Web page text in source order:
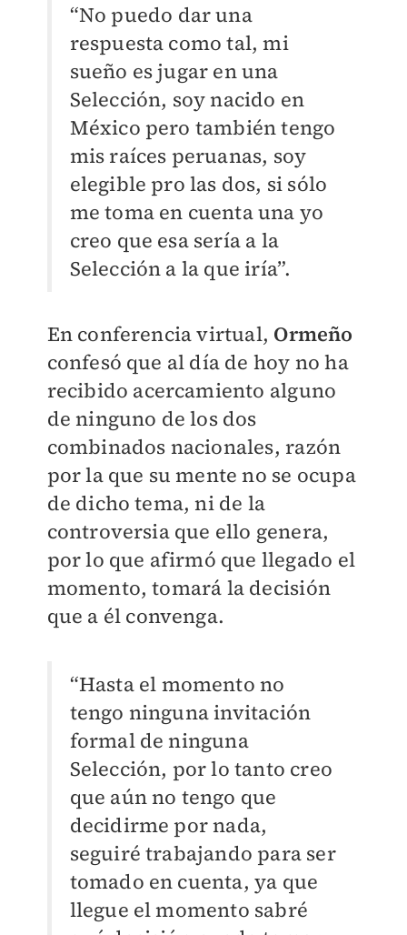
“No puedo dar una
respuesta como tal, mi
sueño es jugar en una
Selección, soy nacido en
México pero también tengo
mis raíces peruanas, soy
elegible pro las dos, si sólo
me toma en cuenta una yo
creo que esa sería a la
Selección a la que iría”.
En conferencia virtual, Ormeño
confesó que al día de hoy no ha
recibido acercamiento alguno
de ninguno de los dos
combinados nacionales, razón
por la que su mente no se ocupa
de dicho tema, ni de la
controversia que ello genera,
por lo que afirmó que llegado el
momento, tomará la decisión
que a él convenga.
“Hasta el momento no
tengo ninguna invitación
formal de ninguna
Selección, por lo tanto creo
que aún no tengo que
decidirme por nada,
seguiré trabajando para ser
tomado en cuenta, ya que
llegue el momento sabré